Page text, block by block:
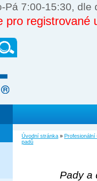
Pá 7:00-15:30, dle
pro registrované
Úvodní stránka » Profesionální
padů
Pady a